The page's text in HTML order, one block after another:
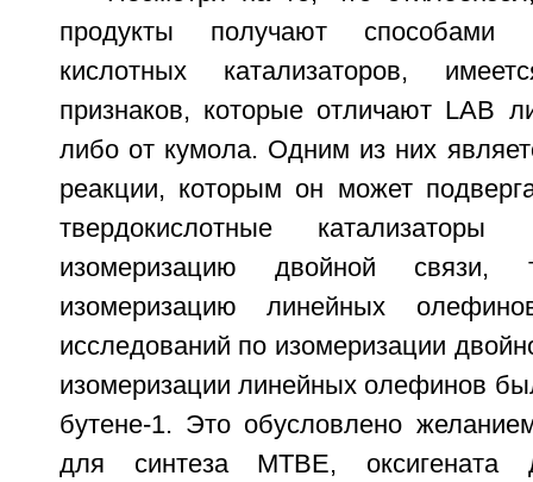
продукты получают способами
кислотных катализаторов,
признаков, которые отличают LAB
либо от кумола. Одним из них
реакции, которым он может
твердокислотные катализаторы
изомеризацию двойной связи,
изомеризацию линейных
исследований по изомеризации
изомеризации линейных олефинов
бутене-1. Это обусловлено
для синтеза МТВЕ, оксигената